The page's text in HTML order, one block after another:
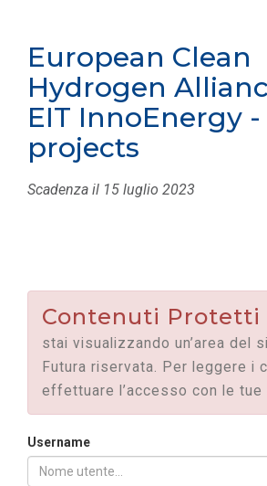
European Clean
Hydrogen
EIT InnoEnergy
projects
Scadenza il 15 luglio 2023
Contenuti Protetti
stai visualizzando un’area del
Futura riservata. Per leggere i
effettuare l’accesso con le tue
Username